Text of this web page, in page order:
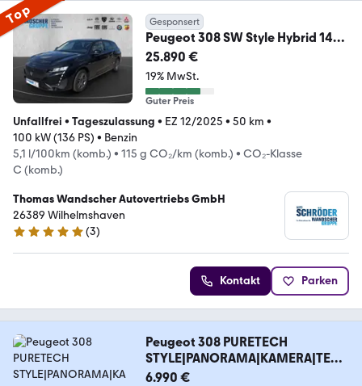
Top Gesponsert
Peugeot 308 SW Style Hybrid 145
KeyLess+LED+2xKlima+ACC
25.890 €
19% MwSt.
Guter Preis
Unfallfrei • Tageszulassung • EZ 12/2025 • 50 km •
100 kW (136 PS) • Benzin
5,1 l/100km (komb.) • 115 g CO₂/km (komb.) • CO₂-Klasse
C (komb.)
Thomas Wandscher Autovertriebs GmbH
26389 Wilhelmshaven
5 Sterne
(3)
Kontakt Parken
Peugeot 308 PURETECH
STYLE|PANORAMA|KAMERA|TEM
POMAT|NAVI
6.990 €